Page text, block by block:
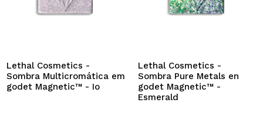
Lethal Cosmetics -
Sombra Multicromática em
godet Magnetic™ - Io
Lethal Cosmetics -
Sombra Pure Metals en
godet Magnetic™ -
Esmerald